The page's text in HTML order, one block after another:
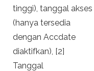
tinggi), tanggal akses
(hanya tersedia
dengan Accdate
diaktifkan), [2]
Tanggal